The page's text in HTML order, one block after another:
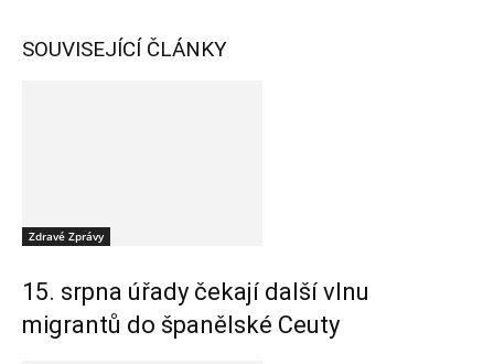
SOUVISEJÍCÍ ČLÁNKY
Zdravé Zprávy
15. srpna úřady čekají další vlnu
migrantů do španělské Ceuty